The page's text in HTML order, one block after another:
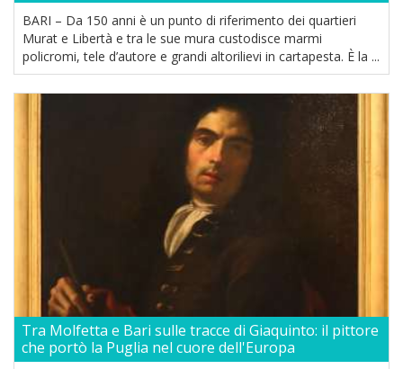
BARI – Da 150 anni è un punto di riferimento dei quartieri
Murat e Libertà e tra le sue mura custodisce marmi
policromi, tele d’autore e grandi altorilievi in cartapesta. È la ...
Tra Molfetta e Bari sulle tracce di Giaquinto: il pittore
che portò la Puglia nel cuore dell'Europa